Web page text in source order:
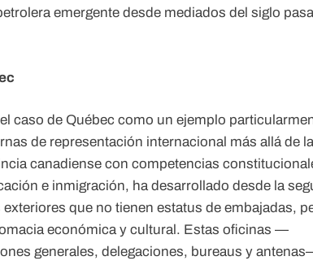
emergente desde mediados del siglo
caso de Québec como un ejemplo
de representación internacional más allá de la
canadiense con competencias
e inmigración, ha desarrollado desde la
que no tienen estatus de embajadas,
económica y cultural. Estas oficinas —
generales, delegaciones, bureaus y